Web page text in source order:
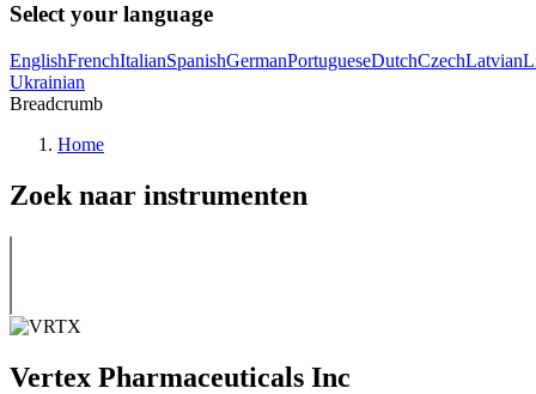
Select your language
EnglishFrenchItalianSpanishGermanPortugueseDutchCzechLatvian
Ukrainian
Breadcrumb
Home
Zoek naar instrumenten
Vertex Pharmaceuticals Inc